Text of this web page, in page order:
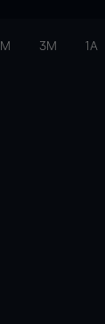
3M 1A